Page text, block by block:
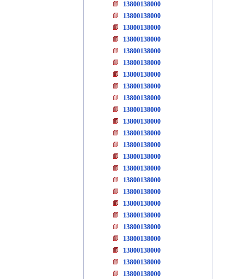
13800138000
13800138000
13800138000
13800138000
13800138000
13800138000
13800138000
13800138000
13800138000
13800138000
13800138000
13800138000
13800138000
13800138000
13800138000
13800138000
13800138000
13800138000
13800138000
13800138000
13800138000
13800138000
13800138000
13800138000